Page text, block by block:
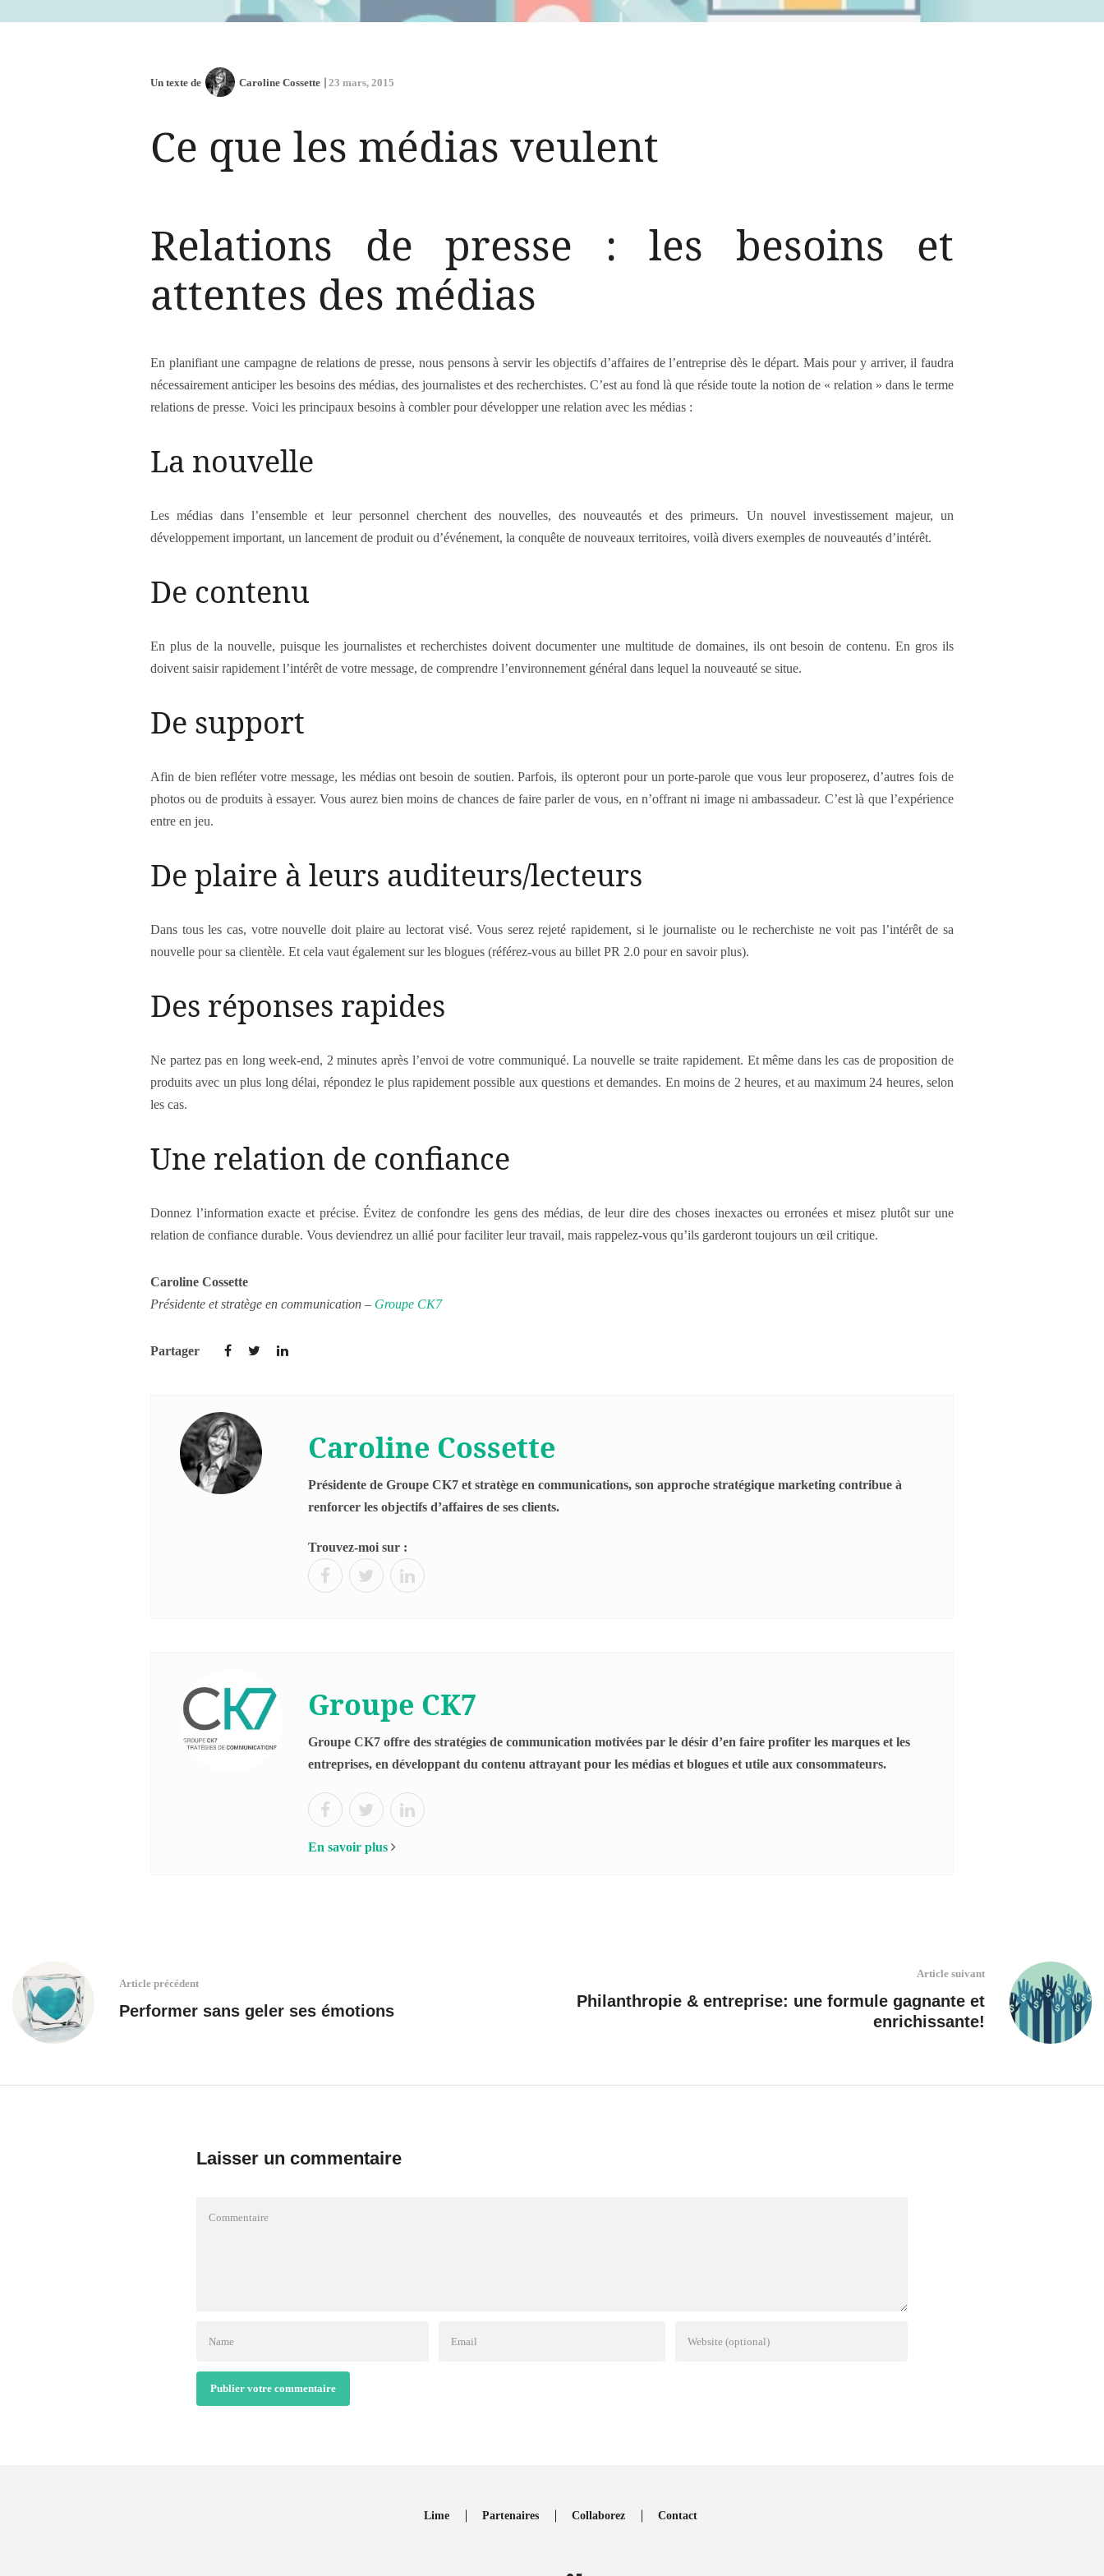
Un texte de Caroline Cossette 23 mars, 2015
Ce que les médias veulent
Relations de presse : les besoins et
attentes des médias
En planifiant une campagne de relations de presse, nous pensons à servir les objectifs d’affaires de l’entreprise dès le départ. Mais pour y arriver, il faudra
nécessairement anticiper les besoins des médias, des journalistes et des recherchistes. C’est au fond là que réside toute la notion de « relation » dans le terme
relations de presse. Voici les principaux besoins à combler pour développer une relation avec les médias :
La nouvelle
Les médias dans l’ensemble et leur personnel cherchent des nouvelles, des nouveautés et des primeurs. Un nouvel investissement majeur, un
développement important, un lancement de produit ou d’événement, la conquête de nouveaux territoires, voilà divers exemples de nouveautés d’intérêt.
De contenu
En plus de la nouvelle, puisque les journalistes et recherchistes doivent documenter une multitude de domaines, ils ont besoin de contenu. En gros ils
doivent saisir rapidement l’intérêt de votre message, de comprendre l’environnement général dans lequel la nouveauté se situe.
De support
Afin de bien refléter votre message, les médias ont besoin de soutien. Parfois, ils opteront pour un porte-parole que vous leur proposerez, d’autres fois de
photos ou de produits à essayer. Vous aurez bien moins de chances de faire parler de vous, en n’offrant ni image ni ambassadeur. C’est là que l’expérience
entre en jeu.
De plaire à leurs auditeurs/lecteurs
Dans tous les cas, votre nouvelle doit plaire au lectorat visé. Vous serez rejeté rapidement, si le journaliste ou le recherchiste ne voit pas l’intérêt de sa
nouvelle pour sa clientèle. Et cela vaut également sur les blogues (référez-vous au billet PR 2.0 pour en savoir plus).
Des réponses rapides
Ne partez pas en long week-end, 2 minutes après l’envoi de votre communiqué. La nouvelle se traite rapidement. Et même dans les cas de proposition de
produits avec un plus long délai, répondez le plus rapidement possible aux questions et demandes. En moins de 2 heures, et au maximum 24 heures, selon
les cas.
Une relation de confiance
Donnez l’information exacte et précise. Évitez de confondre les gens des médias, de leur dire des choses inexactes ou erronées et misez plutôt sur une
relation de confiance durable. Vous deviendrez un allié pour faciliter leur travail, mais rappelez-vous qu’ils garderont toujours un œil critique.
Caroline Cossette
Présidente et stratège en communication – Groupe CK7
Partager
Caroline Cossette
Présidente de Groupe CK7 et stratège en communications, son approche stratégique marketing contribue à
renforcer les objectifs d’affaires de ses clients.
Trouvez-moi sur :
Groupe CK7
Groupe CK7 offre des stratégies de communication motivées par le désir d’en faire profiter les marques et les
entreprises, en développant du contenu attrayant pour les médias et blogues et utile aux consommateurs.
En savoir plus
Article précédent
Performer sans geler ses émotions
Article suivant
Philanthropie & entreprise: une formule gagnante et
enrichissante!
Laisser un commentaire
Publier votre commentaire
Lime Partenaires Collaborez Contact